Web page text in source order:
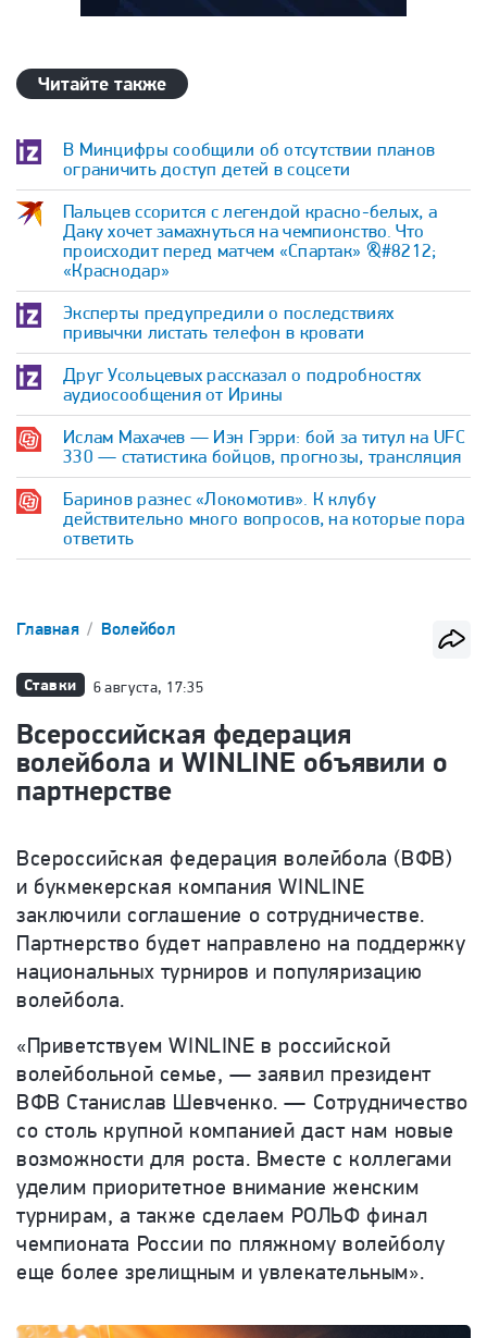
Читайте также
В Минцифры сообщили об отсутствии планов
ограничить доступ детей в соцсети
Пальцев ссорится с легендой красно-белых, а
Даку хочет замахнуться на чемпионство. Что
происходит перед матчем «Спартак» &#8212;
«Краснодар»
Эксперты предупредили о последствиях
привычки листать телефон в кровати
Друг Усольцевых рассказал о подробностях
аудиосообщения от Ирины
Ислам Махачев — Иэн Гэрри: бой за титул на UFC
330 — статистика бойцов, прогнозы, трансляция
Баринов разнес «Локомотив». К клубу
действительно много вопросов, на которые пора
ответить
Главная Волейбол
Ставки 6 августа, 17:35
Всероссийская федерация
волейбола и WINLINE объявили о
партнерстве
Всероссийская федерация волейбола (ВФВ)
и букмекерская компания WINLINE
заключили соглашение о сотрудничестве.
Партнерство будет направлено на поддержку
национальных турниров и популяризацию
волейбола.
«Приветствуем WINLINE в российской
волейбольной семье, — заявил президент
ВФВ Станислав Шевченко. — Сотрудничество
со столь крупной компанией даст нам новые
возможности для роста. Вместе с коллегами
уделим приоритетное внимание женским
турнирам, а также сделаем РОЛЬФ финал
чемпионата России по пляжному волейболу
еще более зрелищным и увлекательным».